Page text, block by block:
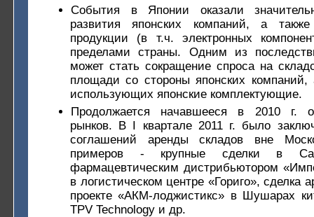
События в Японии оказали
развития японских компаний, а
продукции (в т.ч. электронных
пределами страны. Одним из
может стать сокращение спроса на
площади со стороны японских компаний,
использующих японские комплектующие.
Продолжается начавшееся в 2010 г.
рынков. В I квартале 2011 г. было
соглашений аренды складов вне
примеров - крупные сделки в
фармацевтическим дистрибьютором
в логистическом центре «Гориго»,
проекте «АКМ-лоджистикс» в Шушарах
TPV Technology и др.